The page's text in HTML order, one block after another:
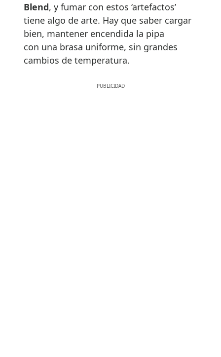
Blend, y fumar con estos ‘artefactos’
tiene algo de arte. Hay que saber cargar
bien, mantener encendida la pipa
con una brasa uniforme, sin grandes
cambios de temperatura.